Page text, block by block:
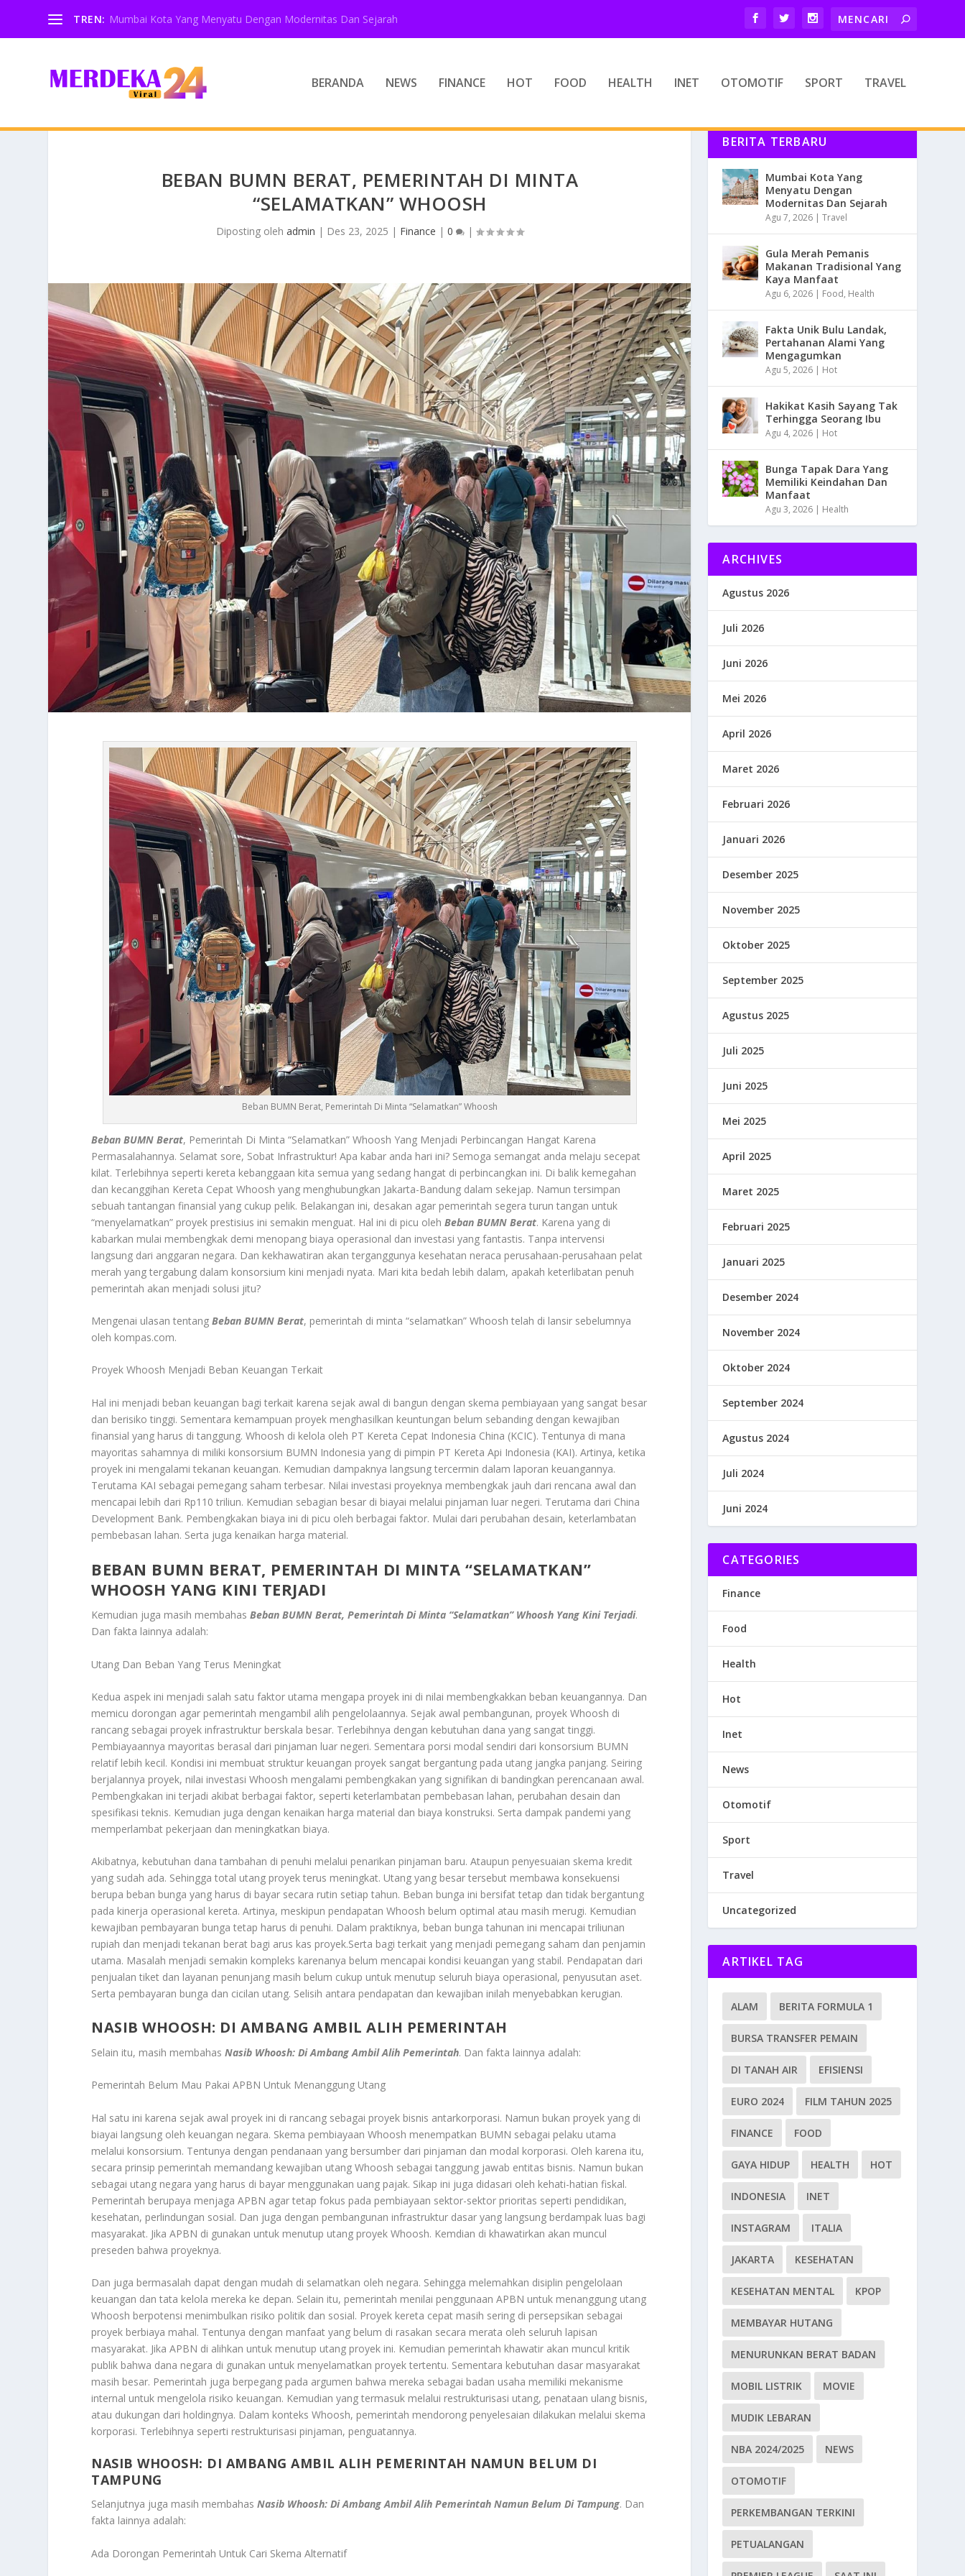
TREN: Mumbai Kota Yang Menyatu Dengan Modernitas Dan Sejarah
BERANDA NEWS FINANCE HOT FOOD HEALTH INET OTOMOTIF SPORT TRAVEL
BEBAN BUMN BERAT, PEMERINTAH DI MINTA
“SELAMATKAN” WHOOSH
Diposting oleh admin | Des 23, 2025 | Finance | 0 |
Beban BUMN Berat, Pemerintah Di Minta “Selamatkan” Whoosh
Beban BUMN Berat, Pemerintah Di Minta “Selamatkan” Whoosh Yang Menjadi Perbincangan Hangat Karena
Permasalahannya. Selamat sore, Sobat Infrastruktur! Apa kabar anda hari ini? Semoga semangat anda melaju secepat
kilat. Terlebihnya seperti kereta kebanggaan kita semua yang sedang hangat di perbincangkan ini. Di balik kemegahan
dan kecanggihan Kereta Cepat Whoosh yang menghubungkan Jakarta-Bandung dalam sekejap. Namun tersimpan
sebuah tantangan finansial yang cukup pelik. Belakangan ini, desakan agar pemerintah segera turun tangan untuk
“menyelamatkan” proyek prestisius ini semakin menguat. Hal ini di picu olehBeban BUMN Berat. Karena yang di
kabarkan mulai membengkak demi menopang biaya operasional dan investasi yang fantastis. Tanpa intervensi
langsung dari anggaran negara. Dan kekhawatiran akan terganggunya kesehatan neraca perusahaan-perusahaan pelat
merah yang tergabung dalam konsorsium kini menjadi nyata. Mari kita bedah lebih dalam, apakah keterlibatan penuh
pemerintah akan menjadi solusi jitu?
Mengenai ulasan tentangBeban BUMN Berat, pemerintah di minta “selamatkan” Whoosh telah di lansir sebelumnya
oleh kompas.com.
Proyek Whoosh Menjadi Beban Keuangan Terkait
Hal ini menjadi beban keuangan bagi terkait karena sejak awal di bangun dengan skema pembiayaan yang sangat besar
dan berisiko tinggi. Sementara kemampuan proyek menghasilkan keuntungan belum sebanding dengan kewajiban
finansial yang harus di tanggung. Whoosh di kelola oleh PT Kereta Cepat Indonesia China (KCIC). Tentunya di mana
mayoritas sahamnya di miliki konsorsium BUMN Indonesia yang di pimpin PT Kereta Api Indonesia (KAI). Artinya, ketika
proyek ini mengalami tekanan keuangan. Kemudian dampaknya langsung tercermin dalam laporan keuangannya.
Terutama KAI sebagai pemegang saham terbesar. Nilai investasi proyeknya membengkak jauh dari rencana awal dan
mencapai lebih dari Rp110 triliun. Kemudian sebagian besar di biayai melalui pinjaman luar negeri. Terutama dari China
Development Bank. Pembengkakan biaya ini di picu oleh berbagai faktor. Mulai dari perubahan desain, keterlambatan
pembebasan lahan. Serta juga kenaikan harga material.
BEBAN BUMN BERAT, PEMERINTAH DI MINTA “SELAMATKAN”
WHOOSH YANG KINI TERJADI
Kemudian juga masih membahasBeban BUMN Berat, Pemerintah Di Minta “Selamatkan” Whoosh Yang Kini Terjadi.
Dan fakta lainnya adalah:
Utang Dan Beban Yang Terus Meningkat
Kedua aspek ini menjadi salah satu faktor utama mengapa proyek ini di nilai membengkakkan beban keuangannya. Dan
memicu dorongan agar pemerintah mengambil alih pengelolaannya. Sejak awal pembangunan, proyek Whoosh di
rancang sebagai proyek infrastruktur berskala besar. Terlebihnya dengan kebutuhan dana yang sangat tinggi.
Pembiayaannya mayoritas berasal dari pinjaman luar negeri. Sementara porsi modal sendiri dari konsorsium BUMN
relatif lebih kecil. Kondisi ini membuat struktur keuangan proyek sangat bergantung pada utang jangka panjang. Seiring
berjalannya proyek, nilai investasi Whoosh mengalami pembengkakan yang signifikan di bandingkan perencanaan awal.
Pembengkakan ini terjadi akibat berbagai faktor, seperti keterlambatan pembebasan lahan, perubahan desain dan
spesifikasi teknis. Kemudian juga dengan kenaikan harga material dan biaya konstruksi. Serta dampak pandemi yang
memperlambat pekerjaan dan meningkatkan biaya.
Akibatnya, kebutuhan dana tambahan di penuhi melalui penarikan pinjaman baru. Ataupun penyesuaian skema kredit
yang sudah ada. Sehingga total utang proyek terus meningkat. Utang yang besar tersebut membawa konsekuensi
berupa beban bunga yang harus di bayar secara rutin setiap tahun. Beban bunga ini bersifat tetap dan tidak bergantung
pada kinerja operasional kereta. Artinya, meskipun pendapatan Whoosh belum optimal atau masih merugi. Kemudian
kewajiban pembayaran bunga tetap harus di penuhi. Dalam praktiknya, beban bunga tahunan ini mencapai triliunan
rupiah dan menjadi tekanan berat bagi arus kas proyek.Serta bagi terkait yang menjadi pemegang saham dan penjamin
utama. Masalah menjadi semakin kompleks karenanya belum mencapai kondisi keuangan yang stabil. Pendapatan dari
penjualan tiket dan layanan penunjang masih belum cukup untuk menutup seluruh biaya operasional, penyusutan aset.
Serta pembayaran bunga dan cicilan utang. Selisih antara pendapatan dan kewajiban inilah menyebabkan kerugian.
NASIB WHOOSH: DI AMBANG AMBIL ALIH PEMERINTAH
Selain itu, masih membahasNasib Whoosh: Di Ambang Ambil Alih Pemerintah. Dan fakta lainnya adalah:
Pemerintah Belum Mau Pakai APBN Untuk Menanggung Utang
Hal satu ini karena sejak awal proyek ini di rancang sebagai proyek bisnis antarkorporasi. Namun bukan proyek yang di
biayai langsung oleh keuangan negara. Skema pembiayaan Whoosh menempatkan BUMN sebagai pelaku utama
melalui konsorsium. Tentunya dengan pendanaan yang bersumber dari pinjaman dan modal korporasi. Oleh karena itu,
secara prinsip pemerintah memandang kewajiban utang Whoosh sebagai tanggung jawab entitas bisnis. Namun bukan
sebagai utang negara yang harus di bayar menggunakan uang pajak. Sikap ini juga didasari oleh kehati-hatian fiskal.
Pemerintah berupaya menjaga APBN agar tetap fokus pada pembiayaan sektor-sektor prioritas seperti pendidikan,
kesehatan, perlindungan sosial. Dan juga dengan pembangunan infrastruktur dasar yang langsung berdampak luas bagi
masyarakat. Jika APBN di gunakan untuk menutup utang proyek Whoosh. Kemdian di khawatirkan akan muncul
preseden bahwa proyeknya.
Dan juga bermasalah dapat dengan mudah di selamatkan oleh negara. Sehingga melemahkan disiplin pengelolaan
keuangan dan tata kelola mereka ke depan. Selain itu, pemerintah menilai penggunaan APBN untuk menanggung utang
Whoosh berpotensi menimbulkan risiko politik dan sosial. Proyek kereta cepat masih sering di persepsikan sebagai
proyek berbiaya mahal. Tentunya dengan manfaat yang belum di rasakan secara merata oleh seluruh lapisan
masyarakat. Jika APBN di alihkan untuk menutup utang proyek ini. Kemudian pemerintah khawatir akan muncul kritik
publik bahwa dana negara di gunakan untuk menyelamatkan proyek tertentu. Sementara kebutuhan dasar masyarakat
masih besar. Pemerintah juga berpegang pada argumen bahwa mereka sebagai badan usaha memiliki mekanisme
internal untuk mengelola risiko keuangan. Kemudian yang termasuk melalui restrukturisasi utang, penataan ulang bisnis,
atau dukungan dari holdingnya. Dalam konteks Whoosh, pemerintah mendorong penyelesaian dilakukan melalui skema
korporasi. Terlebihnya seperti restrukturisasi pinjaman, penguatannya.
NASIB WHOOSH: DI AMBANG AMBIL ALIH PEMERINTAH NAMUN BELUM DI
TAMPUNG
Selanjutnya juga masih membahasNasib Whoosh: Di Ambang Ambil Alih Pemerintah Namun Belum Di Tampung. Dan
fakta lainnya adalah:
Ada Dorongan Pemerintah Untuk Cari Skema Alternatif
BERITA TERBARU
Mumbai Kota Yang
Menyatu Dengan
Modernitas Dan Sejarah
Agu 7, 2026 |Travel
Gula Merah Pemanis
Makanan Tradisional Yang
Kaya Manfaat
Agu 6, 2026 | Food, Health
Fakta Unik Bulu Landak,
Pertahanan Alami Yang
Mengagumkan
Agu 5, 2026 | Hot
Hakikat Kasih Sayang Tak
Terhingga Seorang Ibu
Agu 4, 2026 | Hot
Bunga Tapak Dara Yang
Memiliki Keindahan Dan
Manfaat
Agu 3, 2026 | Health
ARCHIVES
Agustus 2026
Juli 2026
Juni 2026
Mei 2026
April 2026
Maret 2026
Februari 2026
Januari 2026
Desember 2025
November 2025
Oktober 2025
September 2025
Agustus 2025
Juli 2025
Juni 2025
Mei 2025
April 2025
Maret 2025
Februari 2025
Januari 2025
Desember 2024
November 2024
Oktober 2024
September 2024
Agustus 2024
Juli 2024
Juni 2024
CATEGORIES
Finance
Food
Health
Hot
Inet
News
Otomotif
Sport
Travel
Uncategorized
ARTIKEL TAG
ALAM BERITA FORMULA 1
BURSA TRANSFER PEMAIN
DI TANAH AIR EFISIENSI
EURO 2024 FILM TAHUN 2025
FINANCE FOOD
GAYA HIDUP HEALTH HOT
INDONESIA INET
INSTAGRAM ITALIA
JAKARTA KESEHATAN
KESEHATAN MENTAL KPOP
MEMBAYAR HUTANG
MENURUNKAN BERAT BADAN
MOBIL LISTRIK MOVIE
MUDIK LEBARAN
NBA 2024/2025 NEWS
OTOMOTIF
PERKEMBANGAN TERKINI
PETUALANGAN